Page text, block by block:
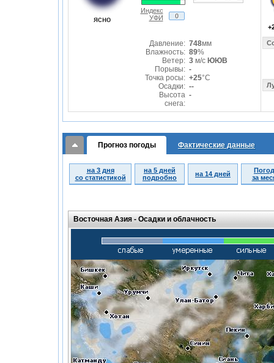
ясно
Индекс
УФИ
0
Давление: 748мм
Влажность: 89%
Ветер:3м/с ЮЮВ
Порывы:-
Точка росы: +25°C
Осадки:--
Высота
снега:
-
Прогноз погоды Фактические данные
на 3 дня
со статистикой
на 5 дней
подробно
на 14 дней
за
Восточная Азия - Осадки и облачность